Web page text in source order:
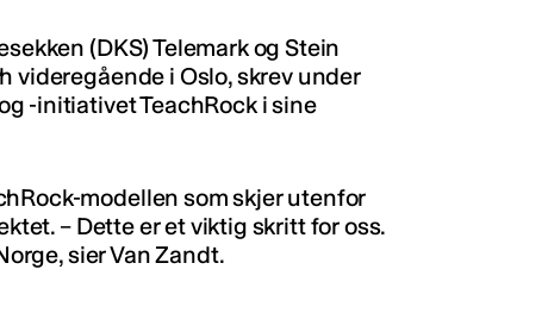
(DKS) Telemark og Stein
videregående i Oslo, skrev under
-initiativet TeachRock i sine
modellen som skjer utenfor
– Dette er et viktig skritt for oss.
sier Van Zandt.